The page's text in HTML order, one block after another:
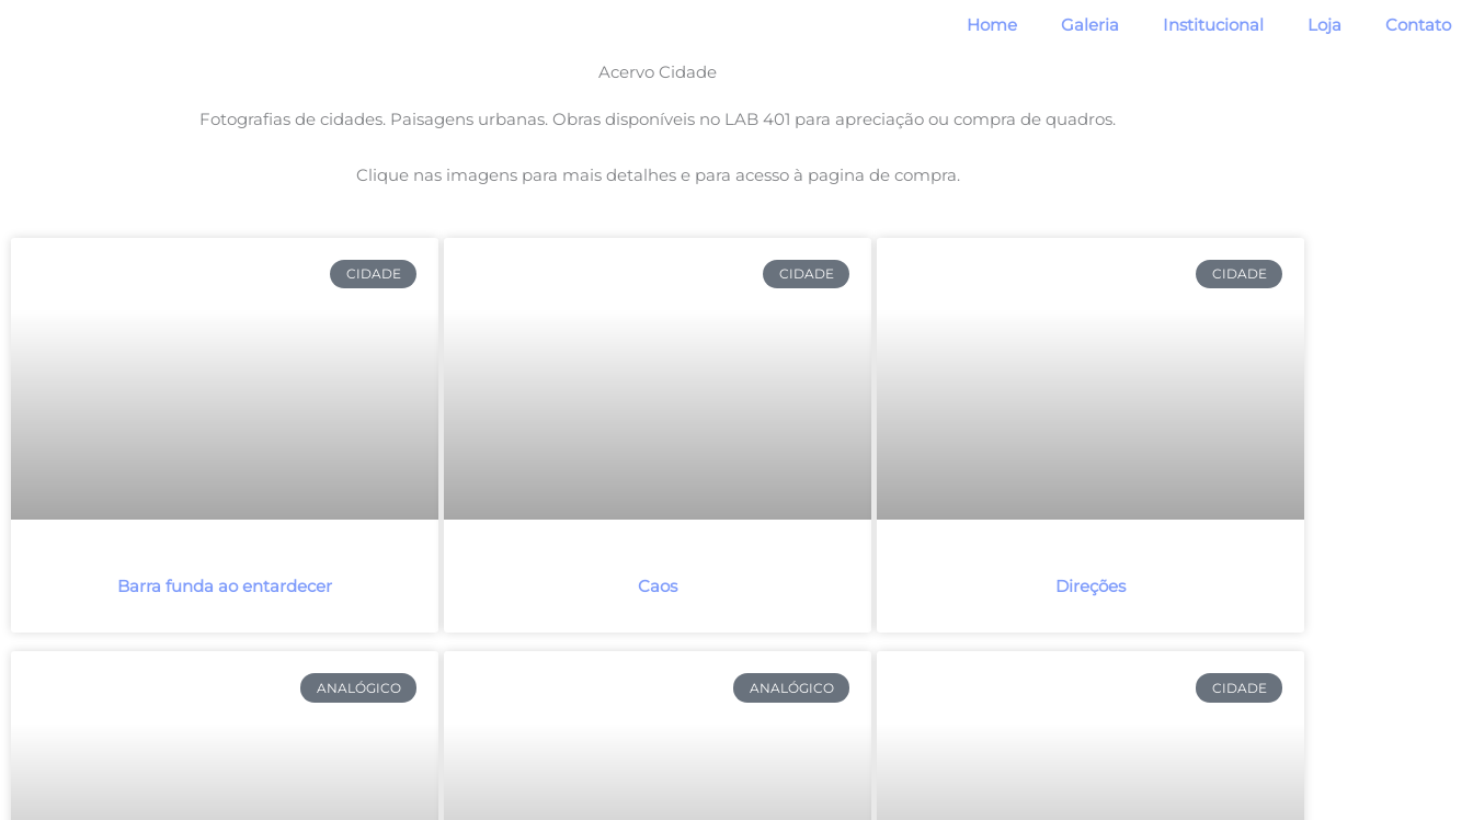
Home Galeria Institucional Loja Contato
Acervo Cidade
Fotografias de cidades. Paisagens urbanas. Obras disponíveis no LAB 401 para apreciação ou compra de quadros.
Clique nas imagens para mais detalhes e para acesso à pagina de compra.
CIDADE
Barra funda ao entardecer
CIDADE
Caos
CIDADE
Direções
ANALÓGICO ANALÓGICO CIDADE